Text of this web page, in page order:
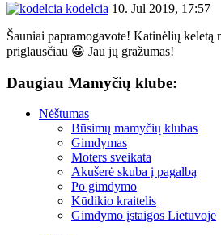
kodelcia 10. Jul 2019, 17:57
Šauniai papramogavote! Katinėlių keletą
priglausčiau 😀 Jau jų gražumas!
Daugiau Mamyčių klube:
Nėštumas
Būsimų mamyčių klubas
Gimdymas
Moters sveikata
Akušerė skuba į pagalbą
Po gimdymo
Kūdikio kraitelis
Gimdymo įstaigos Lietuvoje